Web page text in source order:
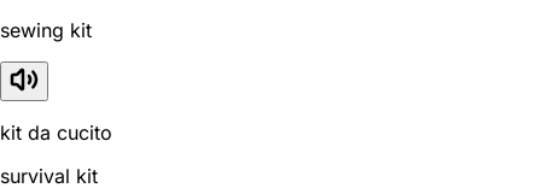
sewing kit
kit da cucito
survival kit